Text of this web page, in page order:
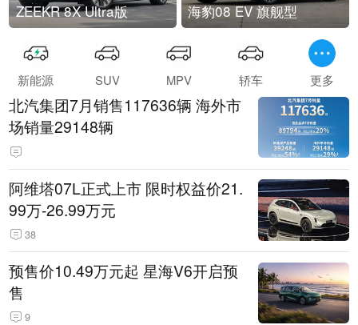
ZEEKR 8X Ultra版 海豹08 EV 旗舰型
新能源 SUV MPV 轿车 更多
北汽集团7月销售117636辆 海外市
场销量29148辆
阿维塔07L正式上市 限时权益价21.
99万-26.99万元
38
预售价10.49万元起 星海V6开启预
售
9